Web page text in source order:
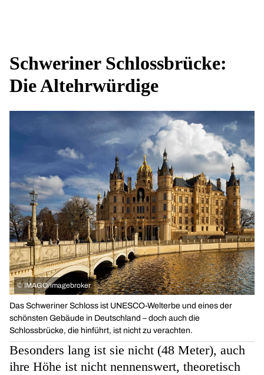
Schweriner Schlossbrücke:
Die Altehrwürdige
© IMAGO/imagebroker
Das Schweriner Schloss ist UNESCO-Welterbe und eines der
schönsten Gebäude in Deutschland – doch auch die
Schlossbrücke, die hinführt, ist nicht zu verachten.
Besonders lang ist sie nicht (48 Meter), auch
ihre Höhe ist nicht nennenswert, theoretisch